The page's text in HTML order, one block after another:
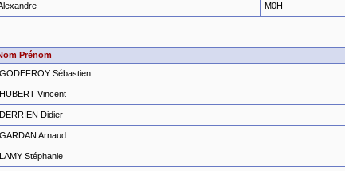
M0H
Prénom
GODEFROY Sébastien
HUBERT Vincent
DERRIEN Didier
GARDAN Arnaud
LAMY Stéphanie